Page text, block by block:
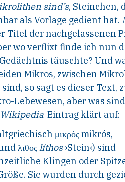
sind’s, Steinchen,
als Vorlage gedient hat.
Titel der nachgelassenen
wo verflixt finde ich nun
täuschte? Und
Mikros, zwischen
so sagt es dieser Text,
Lebewesen, aber was
Wikipedia-Eintrag klärt auf:
μικρός mikrós,
λιθοςlíthos ›Stein‹) sind
Klingen oder
Sie wurden durch